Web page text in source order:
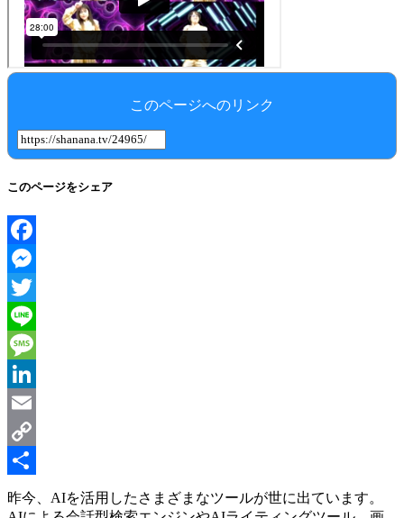
このページへのリンク
このページをシェア
Facebook
Messenger
Twitter
Line
Message
LinkedIn
Email
Copy
Link
共
昨今、AIを活用したさまざまなツールが世に出ています。